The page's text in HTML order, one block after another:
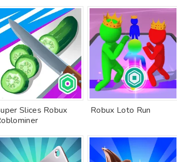
Slices Robux
Robux Loto Run